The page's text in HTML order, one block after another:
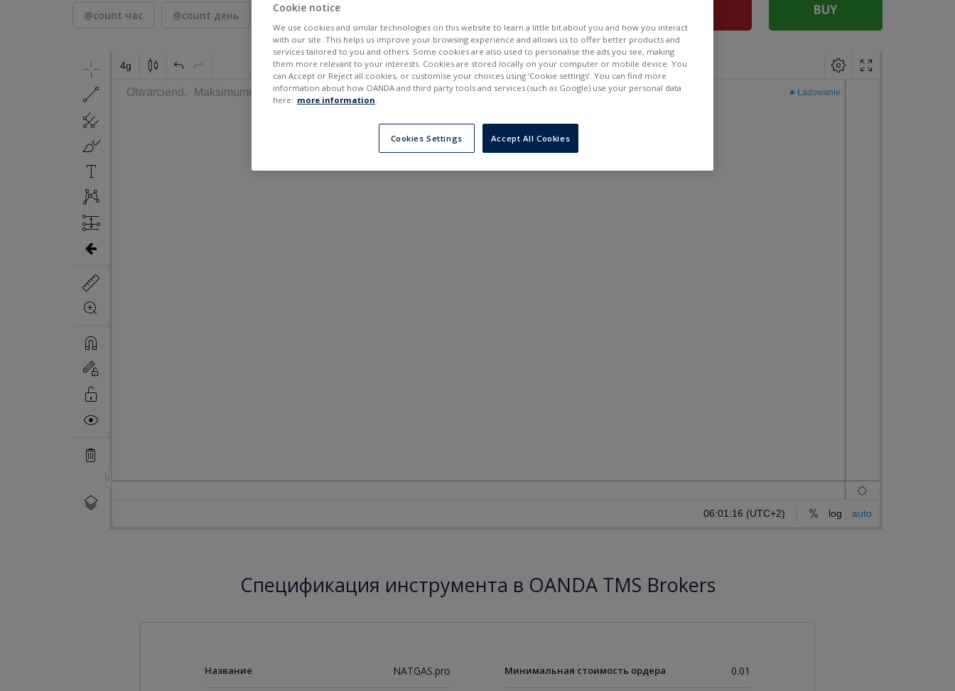
@count час @count день 7 дней 30 дней BUY
Спецификация инструмента в OANDA TMS Brokers
Название NATGAS.pro Минимальная стоимость ордера 0.01
Cookie notice
We use cookies and similar technologies on this website to learn a little bit about you and how you interact
with our site. This helps us improve your browsing experience and allows us to offer better products and
services tailored to you and others. Some cookies are also used to personalise the ads you see, making
them more relevant to your interests. Cookies are stored locally on your computer or mobile device. You
can Accept or Reject all cookies, or customise your choices using ‘Cookie settings’. You can find more
information about how OANDA and third party tools and services (such as Google) use your personal data
here: more information.
Cookies Settings Accept All Cookies